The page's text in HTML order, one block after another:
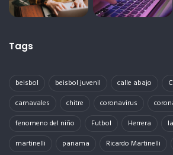
Tags
beisbol beisbol juvenil calle abajo
carnavales
chitre coronavirus
fenomeno del niño
Futbol Herrera
martinelli
panama Ricardo Martinelli